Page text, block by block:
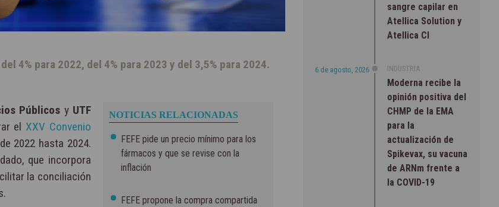
4% para 2022, del 4% para 2023 y del 3,5% para 2024.
NOTICIAS RELACIONADAS
FEFE pide un precio mínimo para los
fármacos y que se revise con la
inflación
FEFE propone la compra compartida
Públicos y UTF
el XXV Convenio
2022 hasta 2024.
que incorpora
la conciliación
sangre capilar en
Atellica Solution y
Atellica CI
6 de agosto, 2026 INDUSTRIA
Moderna recibe la
opinión positiva del
CHMP de la EMA
para la
actualización de
Spikevax, su vacuna
de ARNm frente a
la COVID-19